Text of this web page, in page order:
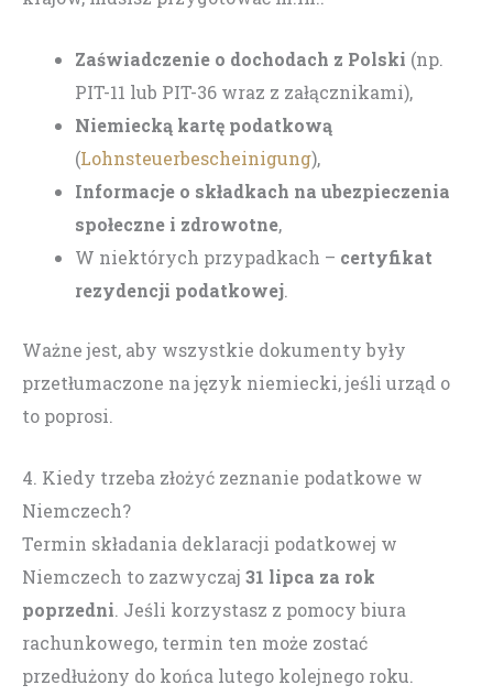
Zaświadczenie o dochodach z Polski (np.
PIT-11 lub PIT-36 wraz z załącznikami),
Niemiecką kartę podatkową
(Lohnsteuerbescheinigung),
Informacje o składkach na ubezpieczenia
społeczne i zdrowotne,
W niektórych przypadkach – certyfikat
rezydencji podatkowej.
Ważne jest, aby wszystkie dokumenty były
przetłumaczone na język niemiecki, jeśli urząd o
to poprosi.
4. Kiedy trzeba złożyć zeznanie podatkowe w
Niemczech?
Termin składania deklaracji podatkowej w
Niemczech to zazwyczaj 31 lipca za rok
poprzedni. Jeśli korzystasz z pomocy biura
rachunkowego, termin ten może zostać
przedłużony do końca lutego kolejnego roku.